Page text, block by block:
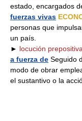
estado, encargados
fuerzas vivas
personas que
un país.
► locución prepositiva
a fuerza de Seguido
modo de obrar
el sustantivo o la